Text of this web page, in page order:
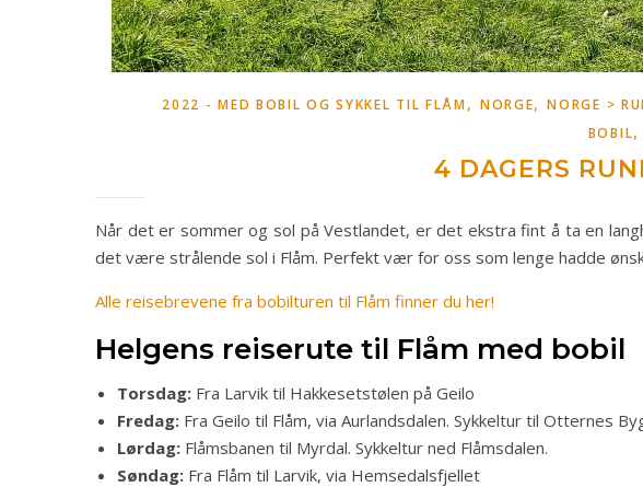
2022 - MED BOBIL OG SYKKEL TIL FLÅM, NORGE,NORGE >
BOBIL
4 DAGERS
Når det er sommer og sol på Vestlandet, er det ekstra fint å ta en
det være strålende sol i Flåm. Perfekt vær for oss som lenge hadde
Alle reisebrevene fra bobilturen til Flåm finner du her!
Helgens reiserute til Flåm med bobil
Torsdag: Fra Larvik til Hakkesetstølen på Geilo
Fredag: Fra Geilo til Flåm, via Aurlandsdalen. Sykkeltur til Otternes
Lørdag: Flåmsbanen til Myrdal. Sykkeltur ned Flåmsdalen.
Søndag: Fra Flåm til Larvik, via Hemsedalsfjellet